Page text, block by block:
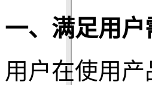
一、满足用户
用户在使用